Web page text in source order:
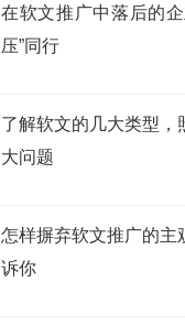
在软文推广中落后的
压”同行
了解软文的几大类型，
大问题
怎样摒弃软文推广的主
诉你